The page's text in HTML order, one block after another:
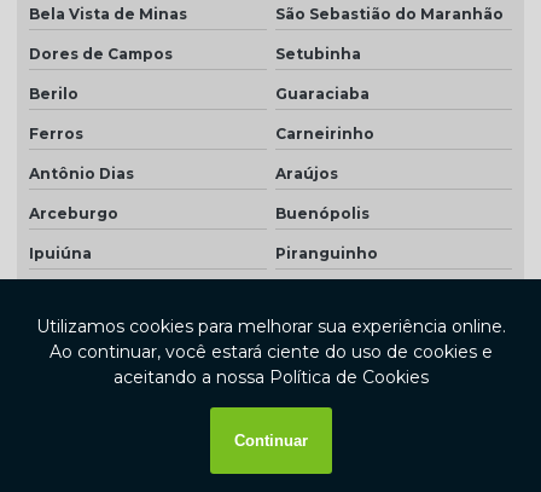
Bela Vista de Minas São Sebastião do Maranhão
Dores de Campos Setubinha
Berilo Guaraciaba
Ferros Carneirinho
Antônio Dias Araújos
Arceburgo Buenópolis
Ipuiúna Piranguinho
Morada Nova de Minas Prados
Santana do Manhuaçu
Miradouro
Caputira